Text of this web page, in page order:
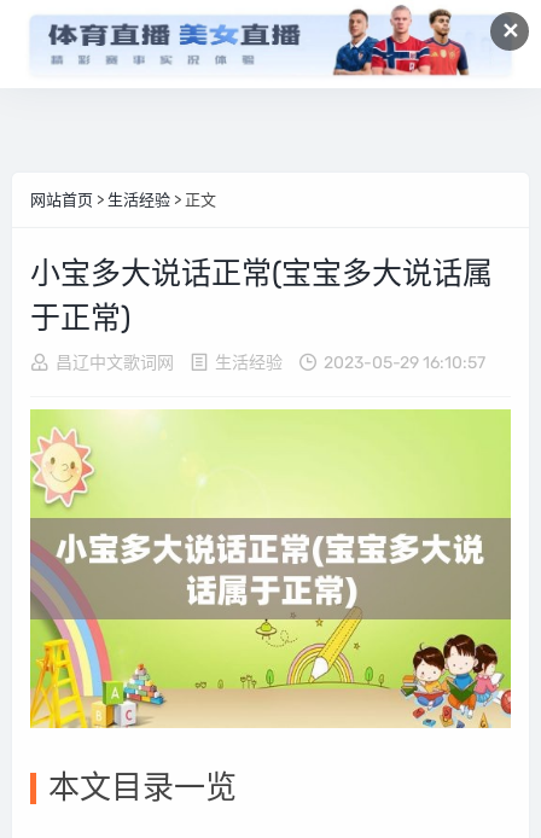
✕
网站首页 > 生活经验 > 正文
小宝多大说话正常(宝宝多大说话属
于正常)
昌辽中文歌词网 生活经验 2023-05-29 16:10:57
本文目录一览